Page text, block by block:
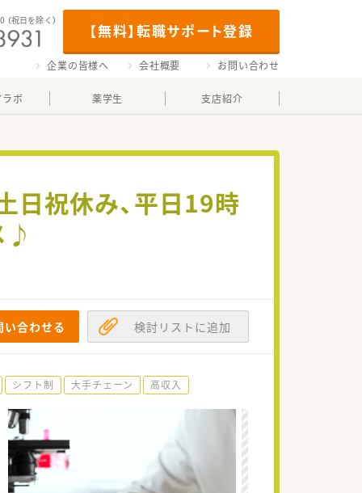
【無料】転職サポート登録
（祝日を除く）
企業の皆様へ 会社概要 お問い合わせ
ボ 薬学生 支店紹介
祝休み、平日19時
♪
い合わせる 検討リストに追加
シフト制 大手チェーン 高収入